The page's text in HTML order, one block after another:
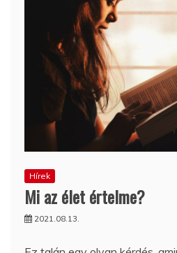
Hírek
Mi az élet értelme?
2021.08.13.